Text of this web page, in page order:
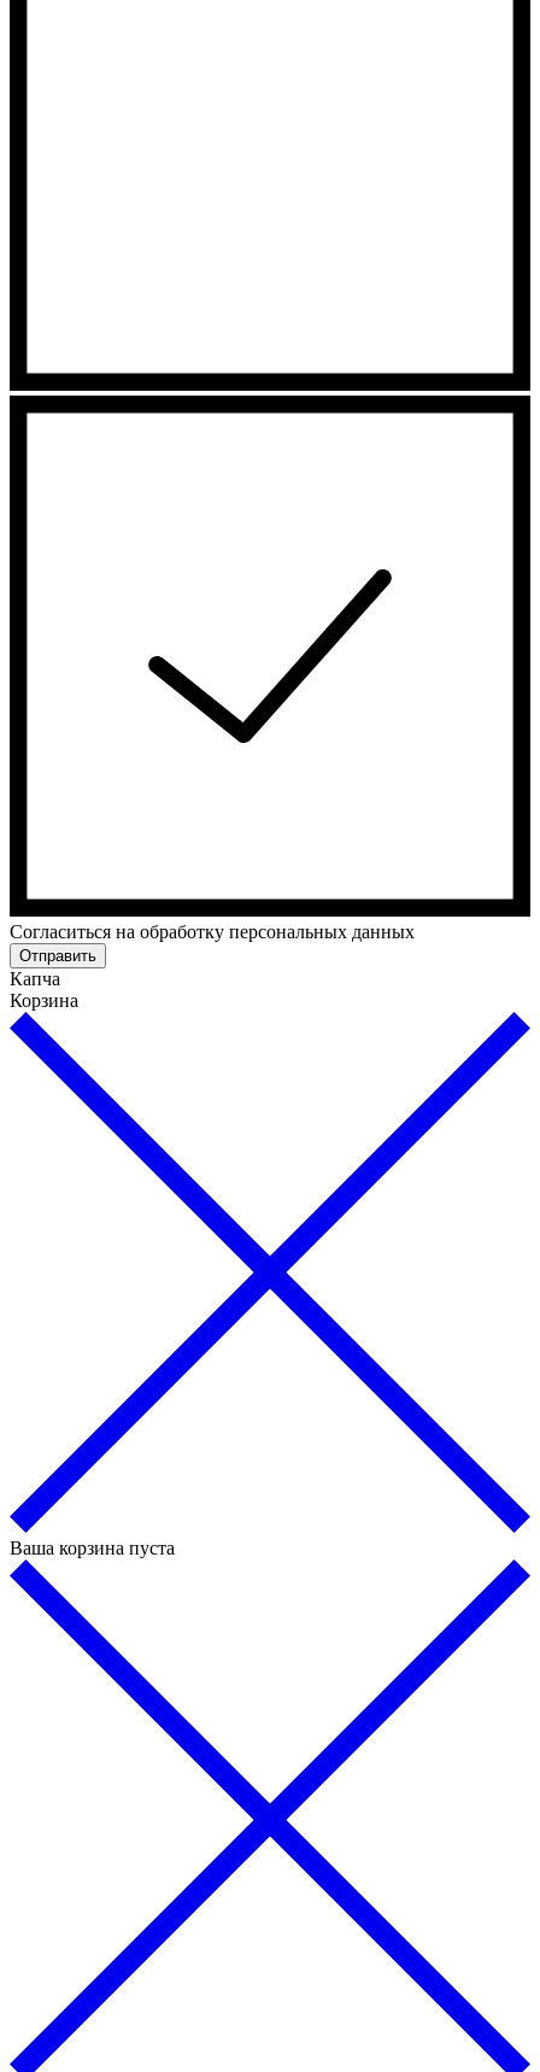
Cогласиться на обработку персональных данных
Отправить
Капча
Корзина
Ваша корзина пуста